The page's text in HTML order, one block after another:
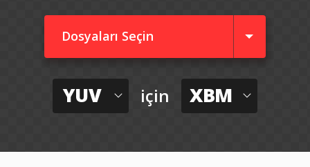
Dosyaları Seçin
YUV için XBM